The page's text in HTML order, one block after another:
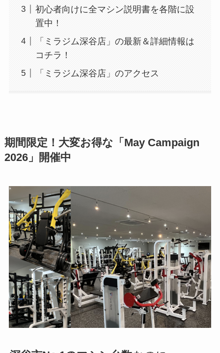
初心者向けに全マシン説明書を各階に設
置中！
「ミラジム深谷店」の最新＆詳細情報は
コチラ！
「ミラジム深谷店」のアクセス
期間限定！大変お得な「May Campaign
2026」開催中